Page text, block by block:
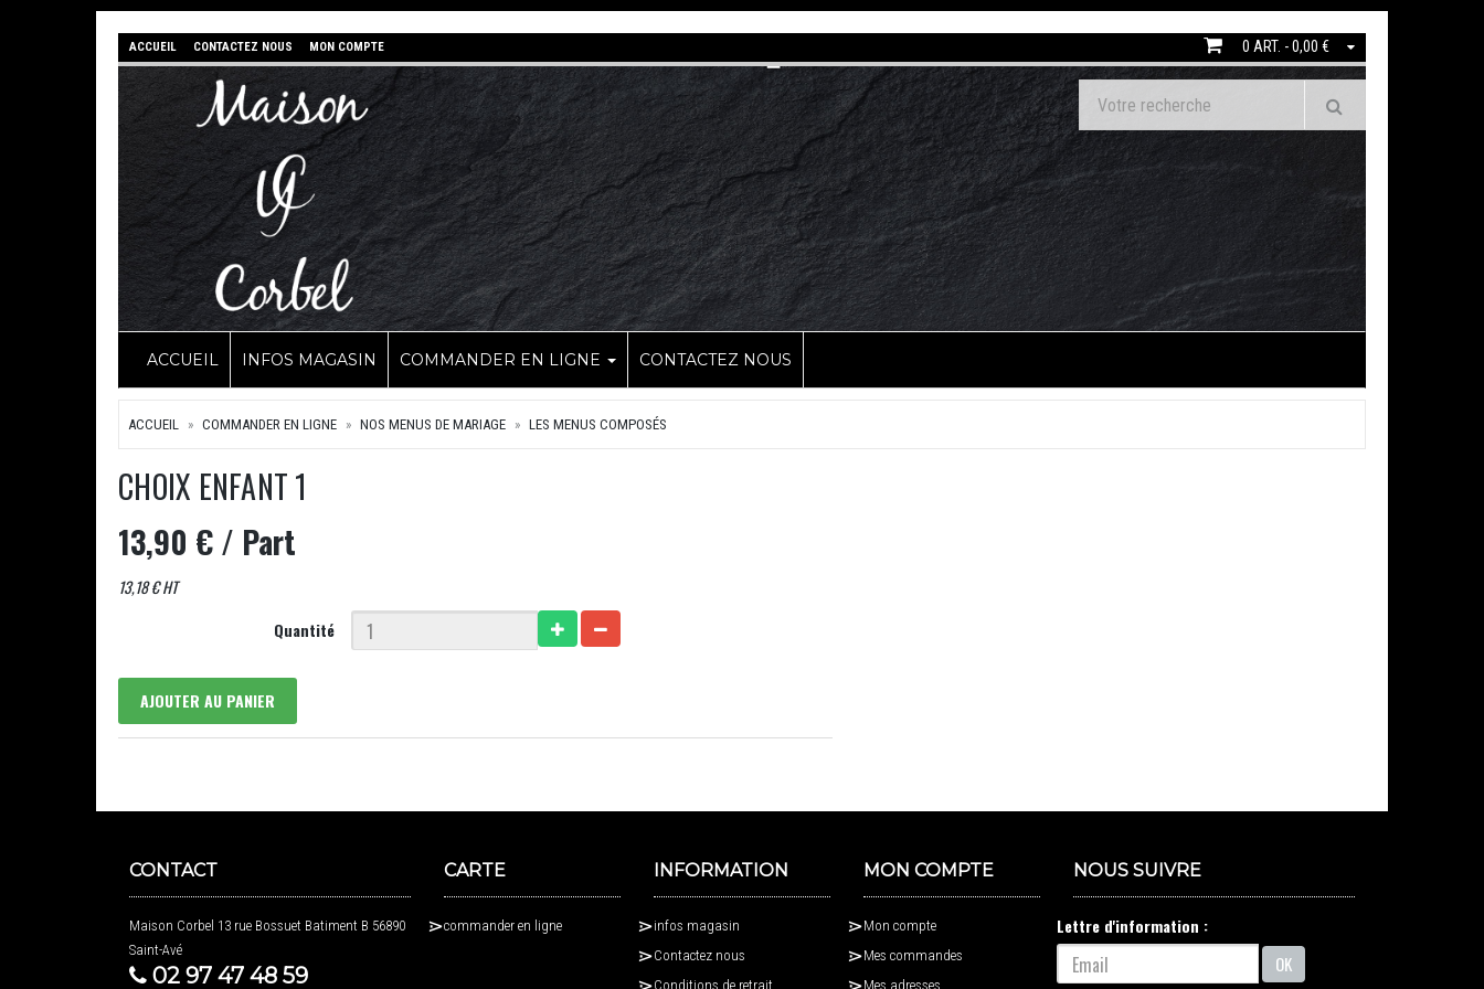
ACCUEIL CONTACTEZ NOUS MON COMPTE 0 ART. - 0,00 €
ACCUEIL INFOS MAGASIN COMMANDER EN LIGNE CONTACTEZ NOUS
ACCUEIL COMMANDER EN LIGNE NOS MENUS DE MARIAGE LES MENUS COMPOSÉS
CHOIX ENFANT 1
13,90 €/ Part
13,18 € HT
Quantité
AJOUTER AU PANIER
CONTACT
Maison Corbel 13 rue Bossuet Batiment B 56890
Saint-Avé
02 97 47 48 59
CARTE
commander en ligne
INFORMATION
infos magasin
Contactez nous
Conditions de retrait
MON COMPTE
Mon compte
Mes commandes
Mes adresses
NOUS SUIVRE
Lettre d'information :
OK